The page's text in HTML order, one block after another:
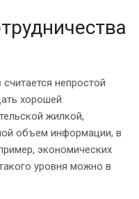
непростой
хорошей
жилкой,
объем информации, в
экономических
уровня можно в